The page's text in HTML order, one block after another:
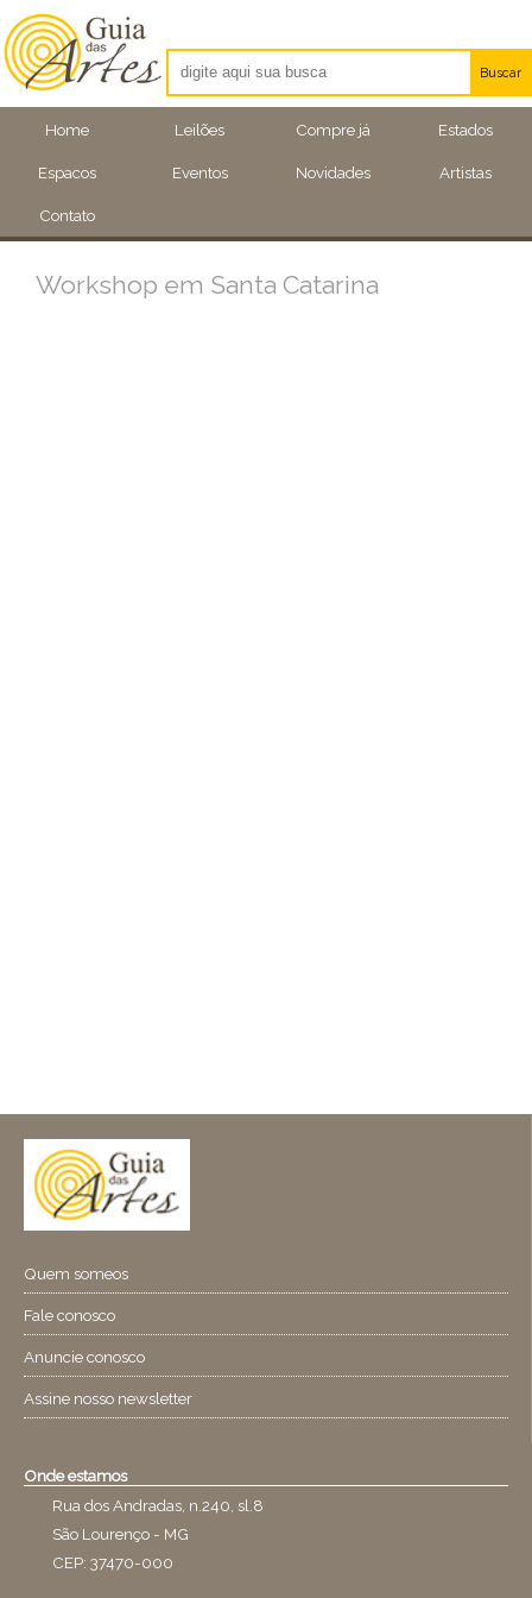
Home Leilões Compre já Estados
Espacos Eventos Novidades Artistas
Contato
Buscar
Artistas
Eventos
Workshop em Santa Catarina
Quem someos
Fale conosco
Anuncie conosco
Assine nosso newsletter
Onde estamos
Rua dos Andradas, n.240, sl.8
São Lourenço - MG
CEP: 37470-000